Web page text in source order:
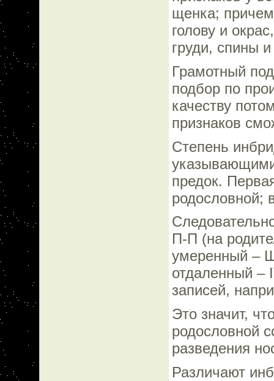
щенка;
голову и
груди, спины и
Грамотный
подбор по
качеству
признаков
Степень
предок.
родословной;
П-П (на
умеренный
отдаленный –
записей,
Это значит,
родословной
разведения
Различают